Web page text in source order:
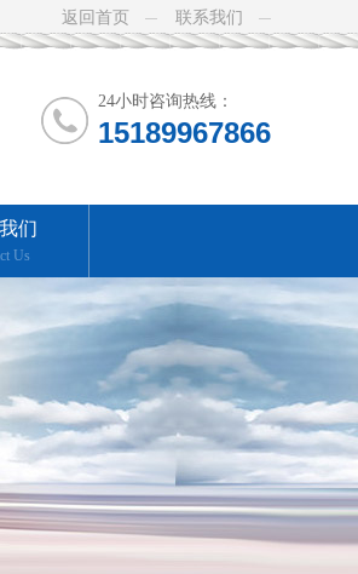
返回首页 联系我们
24小时咨询热线：
15189967866
们
Us